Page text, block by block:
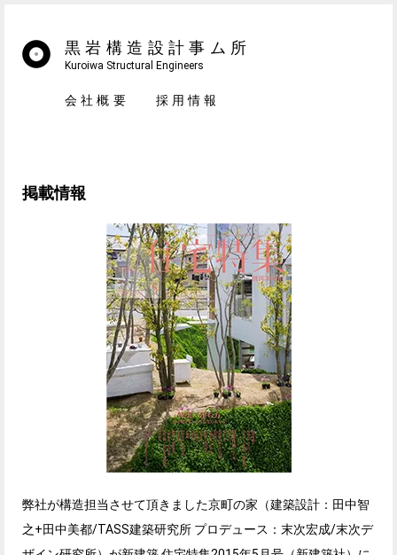
黒岩構造設計事ム所
Kuroiwa Structural Engineers
会社概要 採用情報
掲載情報
弊社が構造担当させて頂きました京町の家（建築設計：田中智
之+田中美都/TASS建築研究所 プロデュース：末次宏成/末次デ